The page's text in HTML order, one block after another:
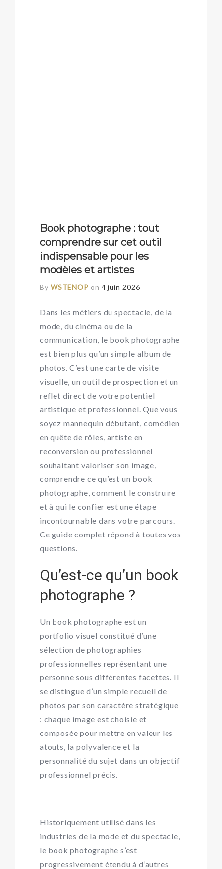
Book photographe : tout
comprendre sur cet outil
indispensable pour les
modèles et artistes
By WSTENOP on 4 juin 2026
Dans les métiers du spectacle, de la
mode, du cinéma ou de la
communication, le book photographe
est bien plus qu’un simple album de
photos. C’est une carte de visite
visuelle, un outil de prospection et un
reflet direct de votre potentiel
artistique et professionnel. Que vous
soyez mannequin débutant, comédien
en quête de rôles, artiste en
reconversion ou professionnel
souhaitant valoriser son image,
comprendre ce qu’est un book
photographe, comment le construire
et à qui le confier est une étape
incontournable dans votre parcours.
Ce guide complet répond à toutes vos
questions.
Qu’est-ce qu’un book
photographe ?
Un book photographe est un
portfolio visuel constitué d’une
sélection de photographies
professionnelles représentant une
personne sous différentes facettes. Il
se distingue d’un simple recueil de
photos par son caractère stratégique
: chaque image est choisie et
composée pour mettre en valeur les
atouts, la polyvalence et la
personnalité du sujet dans un objectif
professionnel précis.
Historiquement utilisé dans les
industries de la mode et du spectacle,
le book photographe s’est
progressivement étendu à d’autres